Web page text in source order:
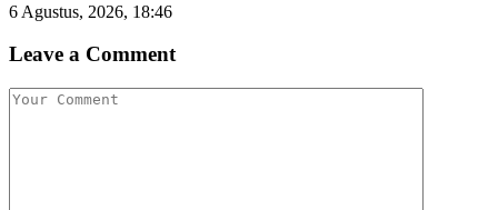
6 Agustus, 2026, 18:46
Leave a Comment